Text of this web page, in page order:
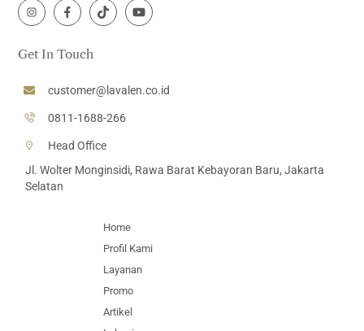
Icon
Icon
Icon
Icon
Get In Touch
customer@lavalen.co.id
0811-1688-266
Head Office
Jl. Wolter Monginsidi, Rawa Barat Kebayoran Baru, Jakarta
Selatan
Home
Profil Kami
Layanan
Promo
Artikel